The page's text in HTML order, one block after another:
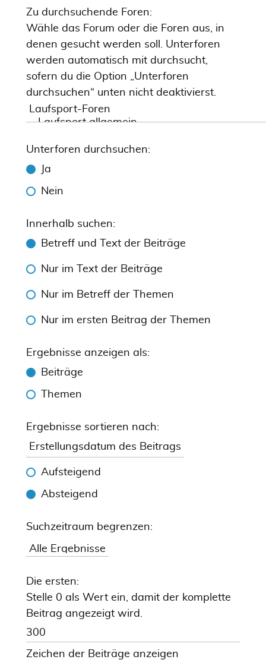
Zu durchsuchende Foren:
Wähle das Forum oder die Foren aus, in
denen gesucht werden soll. Unterforen
werden automatisch mit durchsucht,
sofern du die Option „Unterforen
durchsuchen“ unten nicht deaktivierst.
Unterforen durchsuchen:
Ja
Nein
Innerhalb suchen:
Betreff und Text der Beiträge
Nur im Text der Beiträge
Nur im Betreff der Themen
Nur im ersten Beitrag der Themen
Ergebnisse anzeigen als:
Beiträge
Themen
Ergebnisse sortieren nach:
Aufsteigend
Absteigend
Suchzeitraum begrenzen:
Die ersten:
Stelle 0 als Wert ein, damit der komplette
Beitrag angezeigt wird.
Zeichen der Beiträge anzeigen